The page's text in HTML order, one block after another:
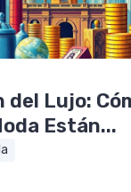
del Lujo:
Están...